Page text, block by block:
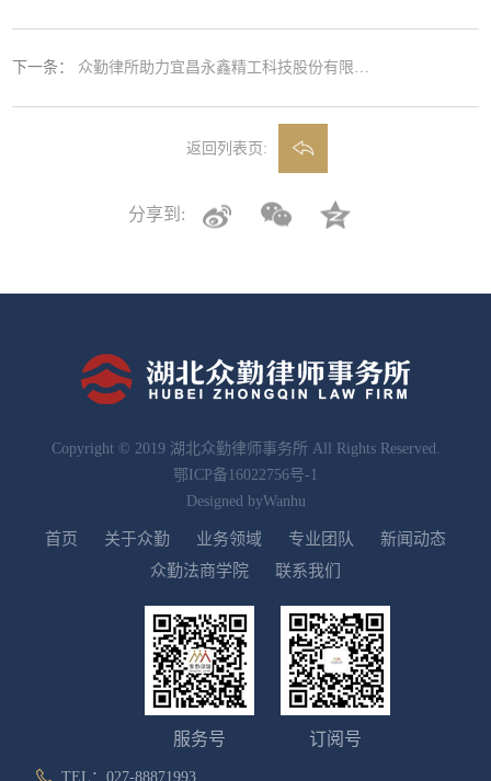
下一条： 众勤律所助力宜昌永鑫精工科技股份有限公司成功发行股票
返回列表页:
分享到:
Copyright © 2019 湖北众勤律师事务所 All Rights Reserved.
鄂ICP备16022756号-1
Designed byWanhu
首页 关于众勤 业务领域 专业团队
新闻动态
众勤法商学院
联系我们
服务号 订阅号
TEL：027-88871993